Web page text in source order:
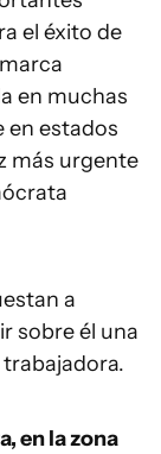
el éxito de
en muchas
en estados
más urgente
a
sobre él una
en la zona